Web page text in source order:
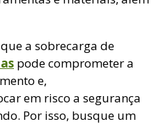
a sobrecarga de
pode comprometer a
e,
em risco a segurança
Por isso, busque um